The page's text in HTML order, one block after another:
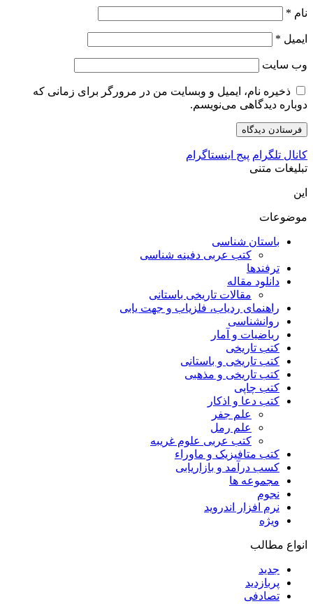
نام *
ایمیل *
وب‌ سایت
ذخیره نام، ایمیل و وبسایت من در مرورگر برای زمانی که
دوباره دیدگاهی می‌نویسم.
کانال تلگرام پیج اینستاگرام
تبلیغات متنی
این
موضوعات
باستان شناسی
کتب عربی دفینه شناسی
ترفندها
دانلود مقاله
مقالات تاریخی باستانی
راهنمای ردیاب، فلزیاب و جهت یابی
روانشناسی
ریاضیات و آمار
کتب تاریخی
کتب تاریخی و باستانی
کتب تاریخی و مذهبی
کتب چاپی
کتب دعا و اذکار
علم جفر
علم رمل
کتب عربی علوم غریبه
کتب متافیزیک و ماوراء
کسب درآمد و بازاریابی
مجموعه ها
نجوم
نرم افزار اندروید
ویژه
انواع مطالب
جدید
پربازدید
تصادفی